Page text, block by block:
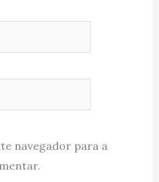
navegador para a